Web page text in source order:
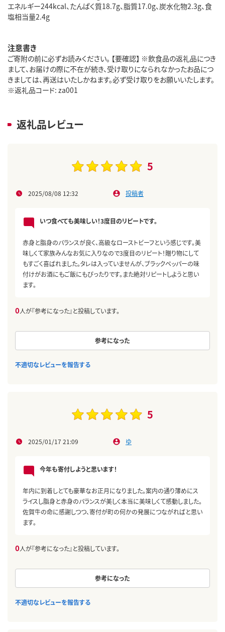
エネルギー244kcal、たんぱく質18.7g、脂質17.0g、炭水化物2.3g、食
塩相当量2.4g
注意書き
ご寄附の前に必ずお読みください。 【要確認】 ※飲食品の返礼品につき
まして、お届けの際に不在が続き、受け取りになられなかったお品につ
きましては、再送はいたしかねます。必ず受け取りをお願いいたします。
※返礼品コード: za001
返礼品レビュー
5
2025/08/08 12:32 投稿者
いつ食べても美味しい！3度目のリピートです。
赤身と脂身のバランスが良く、高級なローストビーフという感じです。美
味しくて家族みんなお気に入りなので3度目のリピート！贈り物にして
もすごく喜ばれました。タレは入っていませんが、ブラックペッパーの味
付けがお酒にもご飯にもぴったりです。また絶対リピートしようと思い
ます。
0人が『参考になった』と投稿しています。
参考になった
不適切なレビューを報告する
5
2025/01/17 21:09 ゆ
今年も寄付しようと思います！
年内に到着しとても豪華なお正月になりました。案内の通り薄めにス
ライスし脂身と赤身のバランスが美しく本当に美味しくて感動しました。
佐賀牛の命に感謝しつつ、寄付が町の何かの発展につながればと思い
ます。
0人が『参考になった』と投稿しています。
参考になった
不適切なレビューを報告する